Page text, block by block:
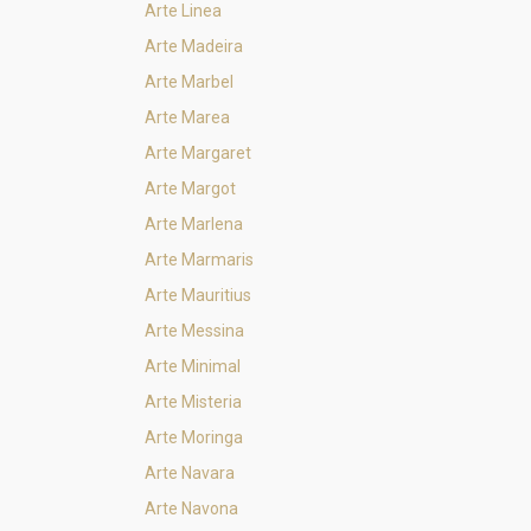
Arte Linea
Arte Madeira
Arte Marbel
Arte Marea
Arte Margaret
Arte Margot
Arte Marlena
Arte Marmaris
Arte Mauritius
Arte Messina
Arte Minimal
Arte Misteria
Arte Moringa
Arte Navara
Arte Navona